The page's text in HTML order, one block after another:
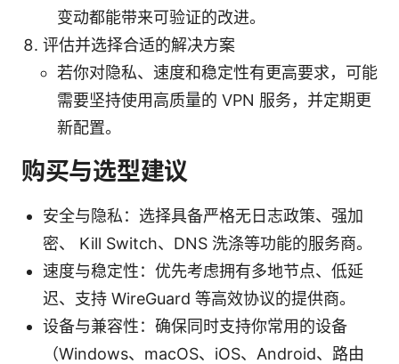
变动都能带来可验证的改进。
评估并选择合适的解决方案
若你对隐私、速度和稳定性有更高要求，可能
需要坚持使用高质量的 VPN 服务，并定期更
新配置。
购买与选型建议
安全与隐私：选择具备严格无日志政策、强加
密、 Kill Switch、DNS 洗涤等功能的服务商。
速度与稳定性：优先考虑拥有多地节点、低延
迟、支持 WireGuard 等高效协议的提供商。
设备与兼容性：确保同时支持你常用的设备
（Windows、macOS、iOS、Android、路由